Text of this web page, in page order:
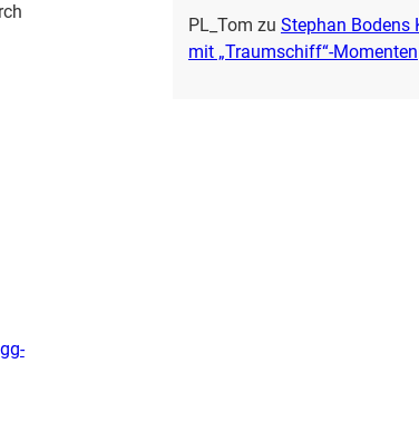
PL_Tom zu Stephan Bodens
mit „Traumschiff“-Momenten